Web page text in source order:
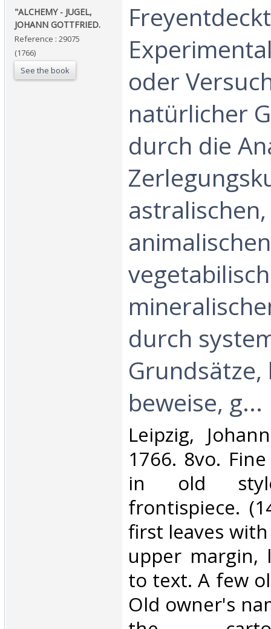
‎"ALCHEMY - JUGEL,
JOHANN GOTTFRIED.‎
Reference : 29075
(1766)
See the book
oder
natürlicher
durch die
astralischen,
durch
beweise, g...‎
‎Leipzig,
1766. 8vo.
in old
frontispiece.
first leaves
upper margin,
to text. A few
Old owner's